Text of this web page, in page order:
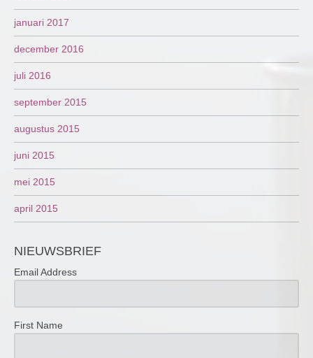
januari 2017
december 2016
juli 2016
september 2015
augustus 2015
juni 2015
mei 2015
april 2015
NIEUWSBRIEF
Email Address
First Name